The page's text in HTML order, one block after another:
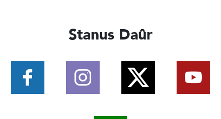
Stanus Daûr